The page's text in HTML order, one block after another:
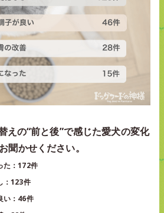
えの“前と後”で感じた愛犬の変化
聞かせください。
た：172件
：123件
い：46件